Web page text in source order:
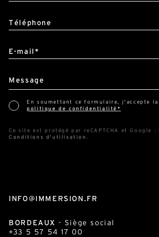
INFO@IMMERSION.FR
BORDEAUX - Siège social
+33 5 57 54 17 00
Téléphone
E-mail*
Message
En soumettant ce formulaire, j'accepte la
politique de confidentialité*